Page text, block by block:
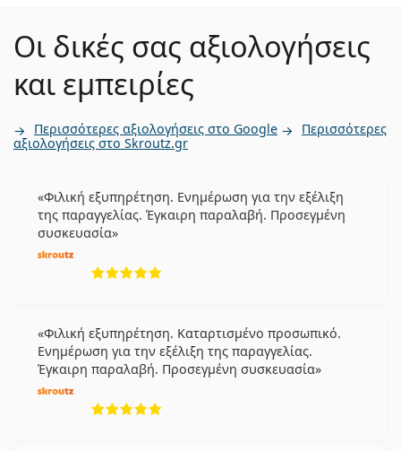
Μπορείτε να κοιμηθείτε με τους Miru 1day Flat
Pack;
Ποια είναι η διαφορά μεταξύ της 30άδας και
Άλλοι ημερήσιοι φακοί επαφής
Acuvue Oasys 1-Day with HydraLuxe
Lenjoy 1 Day Comfort
SofLens Daily Disposable
Σχετικά άρθρα από το blog μας
Οι δικές σας αξιολογήσεις
και εμπειρίες
Περισσότερες αξιολογήσεις στο Google Περισσότερες
αξιολογήσεις στο Skroutz.gr
Φιλική εξυπηρέτηση. Ενημέρωση για την εξέλιξη
της παραγγελίας. Έγκαιρη παραλαβή. Προσεγμένη
συσκευασία
Φιλική εξυπηρέτηση. Καταρτισμένο προσωπικό.
Ενημέρωση για την εξέλιξη της παραγγελίας.
Έγκαιρη παραλαβή. Προσεγμένη συσκευασία